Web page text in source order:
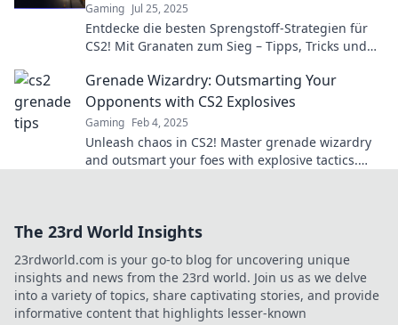
Gaming Jul 25, 2025
Entdecke die besten Sprengstoff-Strategien für
CS2! Mit Granaten zum Sieg – Tipps, Tricks und
Grenade Wizardry: Outsmarting Your
Opponents with CS2 Explosives
Gaming Feb 4, 2025
Unleash chaos in CS2! Master grenade wizardry
and outsmart your foes with explosive tactics.
The 23rd World Insights
23rdworld.com is your go-to blog for uncovering unique
insights and news from the 23rd world. Join us as we delve
into a variety of topics, share captivating stories, and provide
informative content that highlights lesser-known